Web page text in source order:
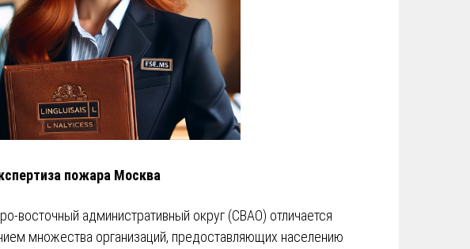
пожара Москва
восточный административный округ (СВАО) отличается
множества организаций, предоставляющих населению